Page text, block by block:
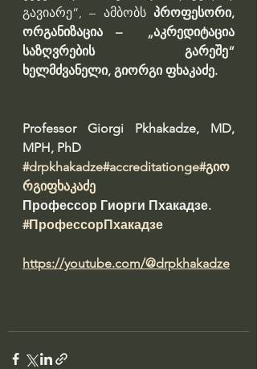
გავიარე“, – ამბობს პროფესორი,
ორგანიზაცია –  „აკრედიტაცია
საზღვრების გარეშე“
ხელმძვანელი, გიორგი ფხაკაძე.
Professor Giorgi Pkhakadze, MD,
MPH, PhD
#drpkhakadze#accreditationge#გიო
რგიფხაკაძე
Профессор Гиорги Пхакадзе.
#ПрофессорПхакадзе
https://youtube.com/@drpkhakadze